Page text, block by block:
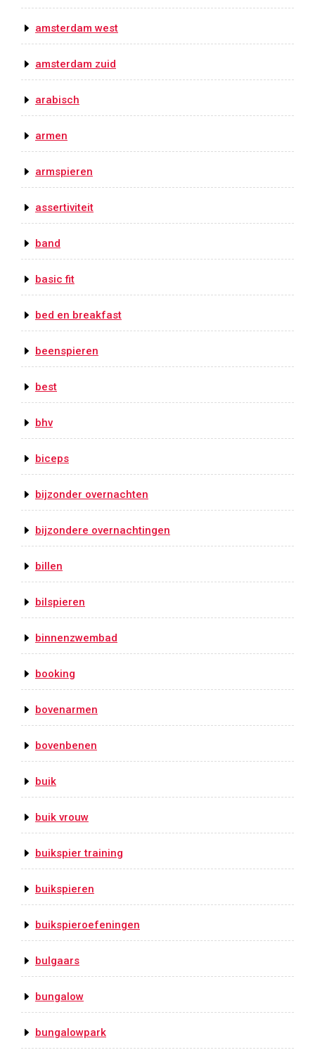
amsterdam west
amsterdam zuid
arabisch
armen
armspieren
assertiviteit
band
basic fit
bed en breakfast
beenspieren
best
bhv
biceps
bijzonder overnachten
bijzondere overnachtingen
billen
bilspieren
binnenzwembad
booking
bovenarmen
bovenbenen
buik
buik vrouw
buikspier training
buikspieren
buikspieroefeningen
bulgaars
bungalow
bungalowpark